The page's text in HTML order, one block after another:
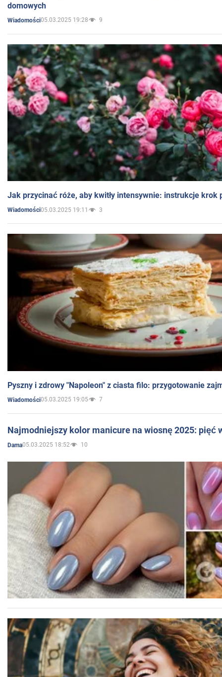
domowych
Wiadomości05.03.2025 19:28 9
Jak przycinać róże, aby kwitły intensywnie: instrukcje krok
Wiadomości05.03.2025 19:11 3
Pyszny i zdrowy "Napoleon" z ciasta filo: przygotowanie
Wiadomości05.03.2025 19:05 7
Najmodniejszy kolor manicure na wiosnę 2025: pięć
Dama05.03.2025 18:52 10